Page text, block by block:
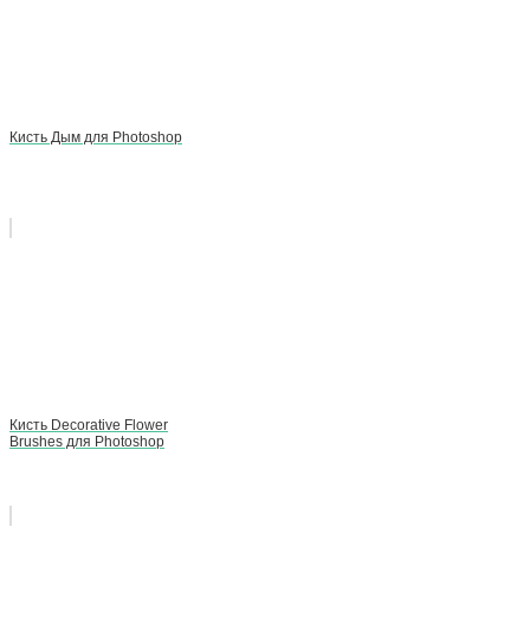
Кисть Дым для Photoshop
Кисть Decorative Flower
Brushes для Photoshop